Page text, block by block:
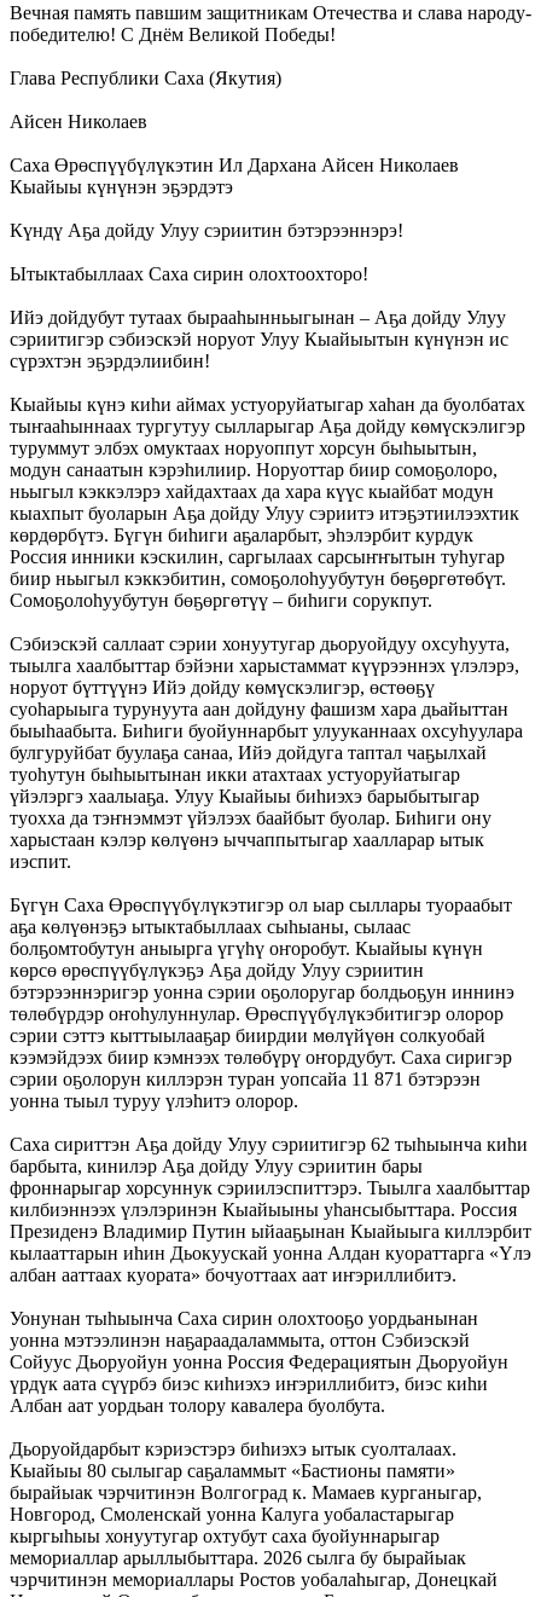
Вечная память павшим защитникам Отечества и слава народу-
победителю! С Днём Великой Победы!
Глава Республики Саха (Якутия)
Айсен Николаев
Саха Өрөспүүбүлүкэтин Ил Дархана Айсен Николаев
Кыайыы күнүнэн эҕэрдэтэ
Күндү Аҕа дойду Улуу сэриитин бэтэрээннэрэ!
Ытыктабыллаах Саха сирин олохтоохторо!
Ийэ дойдубут тутаах бырааһынньыгынан – Аҕа дойду Улуу
сэриитигэр сэбиэскэй норуот Улуу Кыайыытын күнүнэн ис
сүрэхтэн эҕэрдэлиибин!
Кыайыы күнэ киһи аймах устуоруйатыгар хаһан да буолбатах
тыҥааһыннаах тургутуу сылларыгар Аҕа дойду көмүскэлигэр
туруммут элбэх омуктаах норуоппут хорсун быһыытын,
модун санаатын кэрэһилиир. Норуоттар биир сомоҕолоро,
ньыгыл кэккэлэрэ хайдахтаах да хара күүс кыайбат модун
кыахпыт буоларын Аҕа дойду Улуу сэриитэ итэҕэтиилээхтик
көрдөрбүтэ. Бүгүн биһиги аҕаларбыт, эһэлэрбит курдук
Россия инники кэскилин, саргылаах сарсыҥҥытын туһугар
биир ньыгыл кэккэбитин, сомоҕолоһуубутун бөҕөргөтөбүт.
Сомоҕолоһуубутун бөҕөргөтүү – биһиги сорукпут.
Сэбиэскэй саллаат сэрии хонуутугар дьоруойдуу охсуһуута,
тыылга хаалбыттар бэйэни харыстаммат күүрээннэх үлэлэрэ,
норуот бүттүүнэ Ийэ дойду көмүскэлигэр, өстөөҕү
суоһарыыга турунуута аан дойдуну фашизм хара дьайыттан
быыһаабыта. Биһиги буойуннарбыт улууканнаах охсуһуулара
булгуруйбат буулаҕа санаа, Ийэ дойдуга таптал чаҕылхай
туоһутун быһыытынан икки атахтаах устуоруйатыгар
үйэлэргэ хаалыаҕа. Улуу Кыайыы биһиэхэ барыбытыгар
туохха да тэҥнэммэт үйэлээх баайбыт буолар. Биһиги ону
харыстаан кэлэр көлүөнэ ыччаппытыгар хаалларар ытык
иэспит.
Бүгүн Саха Өрөспүүбүлүкэтигэр ол ыар сыллары туораабыт
аҕа көлүөнэҕэ ытыктабыллаах сыһыаны, сылаас
болҕомтобутун аныырга үгүһү оҥоробут. Кыайыы күнүн
көрсө өрөспүүбүлүкэҕэ Аҕа дойду Улуу сэриитин
бэтэрээннэригэр уонна сэрии оҕолоругар болдьоҕун иннинэ
төлөбүрдэр оҥоһулуннулар. Өрөспүүбүлүкэбитигэр олорор
сэрии сэттэ кыттыылааҕар биирдии мөлүйүөн солкуобай
кээмэйдээх биир кэмнээх төлөбүрү оҥордубут. Саха сиригэр
сэрии оҕолорун киллэрэн туран уопсайа 11 871 бэтэрээн
уонна тыыл туруу үлэһитэ олорор.
Саха сириттэн Аҕа дойду Улуу сэриитигэр 62 тыһыынча киһи
барбыта, кинилэр Аҕа дойду Улуу сэриитин бары
фроннарыгар хорсуннук сэриилэспиттэрэ. Тыылга хаалбыттар
килбиэннээх үлэлэринэн Кыайыыны уһансыбыттара. Россия
Президенэ Владимир Путин ыйааҕынан Кыайыыга киллэрбит
кылааттарын иһин Дьокуускай уонна Алдан куораттарга «Үлэ
албан ааттаах куората» бочуоттаах аат иҥэриллибитэ.
Уонунан тыһыынча Саха сирин олохтооҕо уордьанынан
уонна мэтээлинэн наҕараадаламмыта, оттон Сэбиэскэй
Сойуус Дьоруойун уонна Россия Федерациятын Дьоруойун
үрдүк аата сүүрбэ биэс киһиэхэ иҥэриллибитэ, биэс киһи
Албан аат уордьан толору кавалера буолбута.
Дьоруойдарбыт кэриэстэрэ биһиэхэ ытык суолталаах.
Кыайыы 80 сылыгар саҕаламмыт «Бастионы памяти»
бырайыак чэрчитинэн Волгоград к. Мамаев курганыгар,
Новгород, Смоленскай уонна Калуга уобаластарыгар
кыргыһыы хонуутугар охтубут саха буойуннарыгар
мемориаллар арыллыбыттара. 2026 сылга бу бырайыак
чэрчитинэн мемориаллары Ростов уобалаһыгар, Донецкай